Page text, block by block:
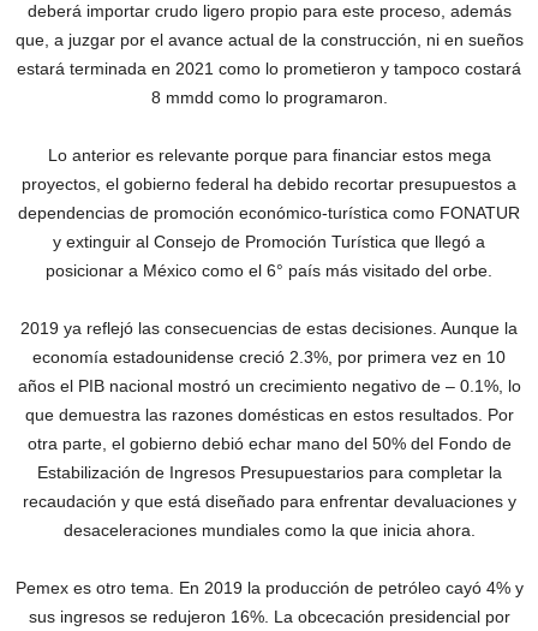
deberá importar crudo ligero propio para este proceso, además
que, a juzgar por el avance actual de la construcción, ni en sueños
estará terminada en 2021 como lo prometieron y tampoco costará
8 mmdd como lo programaron.
Lo anterior es relevante porque para financiar estos mega
proyectos, el gobierno federal ha debido recortar presupuestos a
dependencias de promoción económico-turística como FONATUR
y extinguir al Consejo de Promoción Turística que llegó a
posicionar a México como el 6° país más visitado del orbe.
2019 ya reflejó las consecuencias de estas decisiones. Aunque la
economía estadounidense creció 2.3%, por primera vez en 10
años el PIB nacional mostró un crecimiento negativo de – 0.1%, lo
que demuestra las razones domésticas en estos resultados. Por
otra parte, el gobierno debió echar mano del 50% del Fondo de
Estabilización de Ingresos Presupuestarios para completar la
recaudación y que está diseñado para enfrentar devaluaciones y
desaceleraciones mundiales como la que inicia ahora.
Pemex es otro tema. En 2019 la producción de petróleo cayó 4% y
sus ingresos se redujeron 16%. La obcecación presidencial por